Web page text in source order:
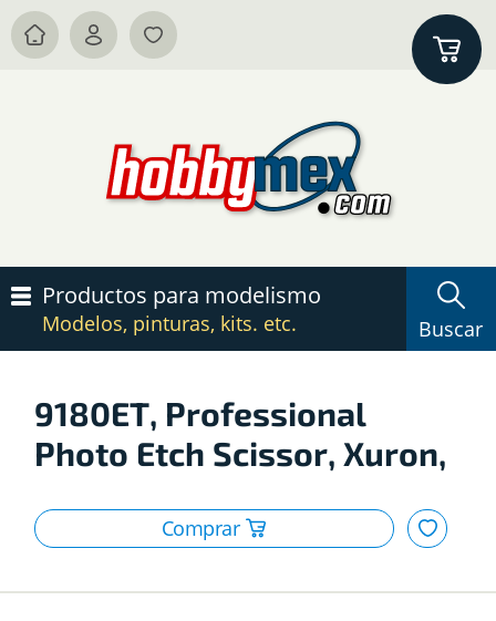
9180ET, Professional
Photo Etch Scissor, Xuron,
Productos para modelismo
Modelos, pinturas, kits. etc. Buscar